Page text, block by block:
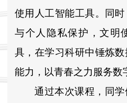
使用人工智能工具。同
与个人隐私保护，文明
具，在学习科研中锤炼
能力，以青春之力服务数
通过本次课程，同